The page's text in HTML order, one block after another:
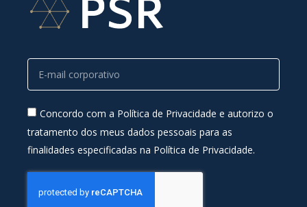
Concordo com a Política de Privacidade e autorizo o
tratamento dos meus dados pessoais para as
finalidades especificadas na Política de Privacidade.